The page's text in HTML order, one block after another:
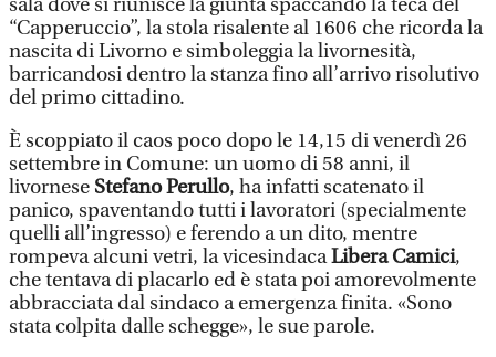
sala dove si riunisce la giunta spaccando la teca del
“Capperuccio”, la stola risalente al 1606 che ricorda la
nascita di Livorno e simboleggia la livornesità,
barricandosi dentro la stanza fino all’arrivo risolutivo
del primo cittadino.
È scoppiato il caos poco dopo le 14,15 di venerdì 26
settembre in Comune: un uomo di 58 anni, il
livornese Stefano Perullo, ha infatti scatenato il
panico, spaventando tutti i lavoratori (specialmente
quelli all’ingresso) e ferendo a un dito, mentre
rompeva alcuni vetri, la vicesindacaLibera Camici,
che tentava di placarlo ed è stata poi amorevolmente
abbracciata dal sindaco a emergenza finita. «Sono
stata colpita dalle schegge», le sue parole.